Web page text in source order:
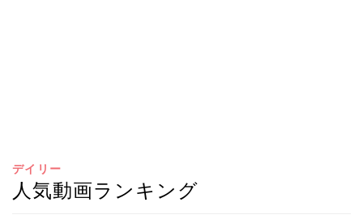
デイリー
人気動画ランキング